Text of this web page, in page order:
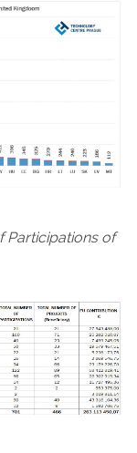
Participations of